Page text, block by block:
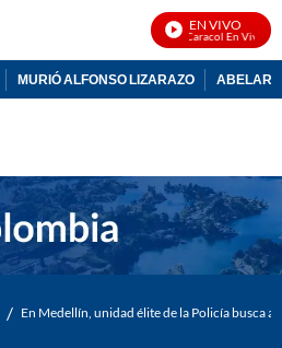
EN VIVO
Noticias Caracol En Vivo
MURIÓ ALFONSO LIZARAZO
/ En Medellín, unidad élite de la Policía busca